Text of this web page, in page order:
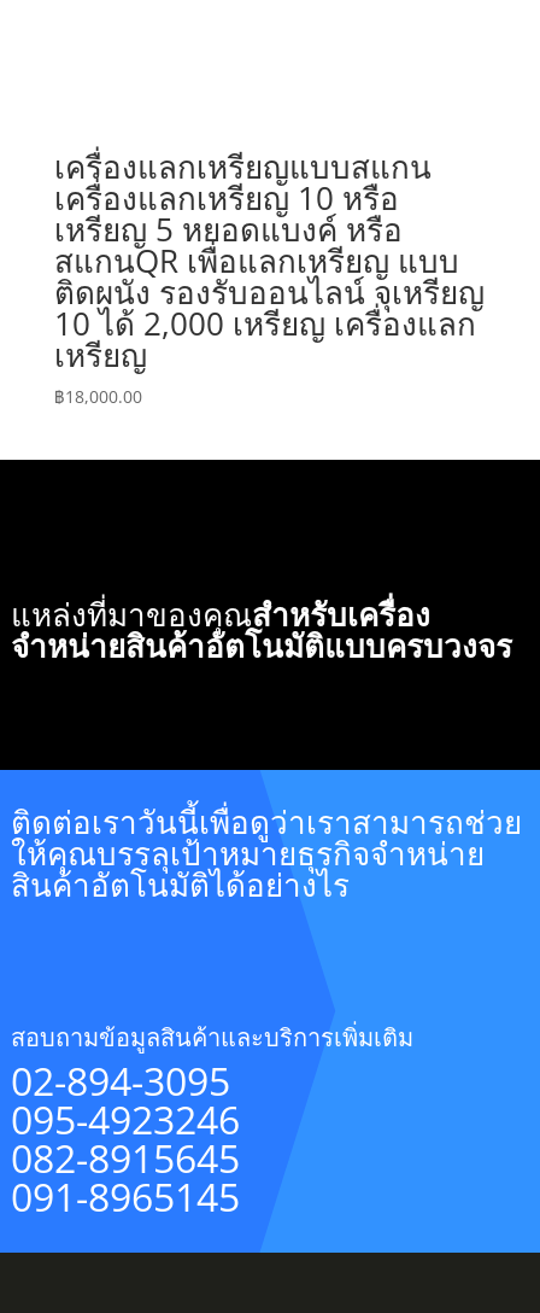
เครื่องแลกเหรียญแบบสแกน
เครื่องแลกเหรียญ 10 หรือ
เหรียญ 5 หยอดแบงค์ หรือ
สแกนQR เพื่อแลกเหรียญ แบบ
ติดผนัง รองรับออนไลน์ จุเหรียญ
10 ได้ 2,000 เหรียญ เครื่องแลก
เหรียญ
฿18,000.00
แหล่งที่มาของคุณสำหรับเครื่อง
จำหน่ายสินค้าอัตโนมัติแบบครบวงจร
ติดต่อเราวันนี้เพื่อดูว่าเราสามารถช่วย
ให้คุณบรรลุเป้าหมายธุรกิจจำหน่าย
สินค้าอัตโนมัติได้อย่างไร
สอบถามข้อมูลสินค้าและบริการเพิ่มเติม
02-894-3095
095-4923246
082-8915645
091-8965145